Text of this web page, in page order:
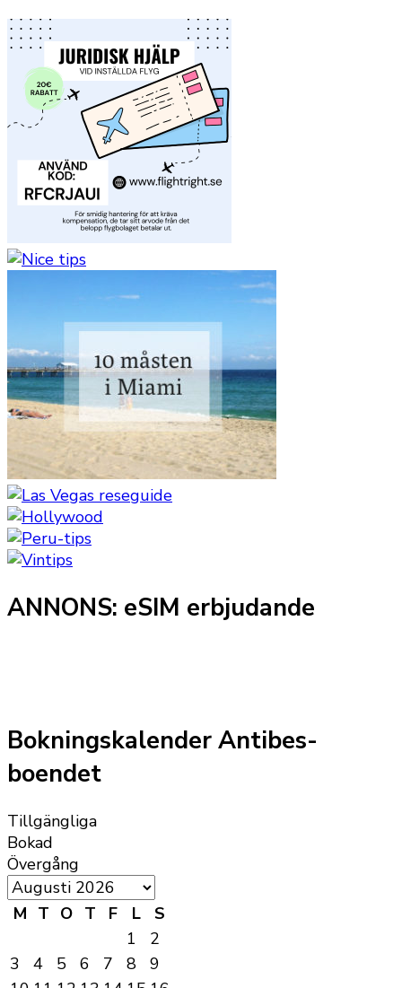
ANNONS: eSIM erbjudande
Bokningskalender Antibes-
boendet
Tillgängliga
Bokad
Övergång
M T O T F L
S
1
2
3
4 5 6 7 8
9